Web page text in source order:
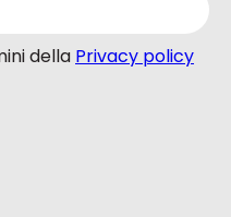
della Privacy policy